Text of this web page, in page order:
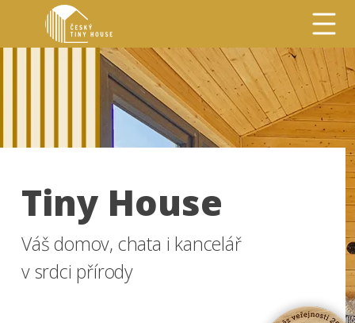
Tiny House
Váš domov, chata i kancelář
v srdci přírody